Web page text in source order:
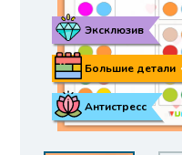
Антистресс
Большие детали
Эксклюзив